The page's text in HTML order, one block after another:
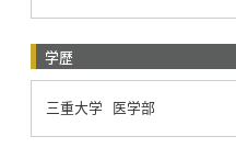
学歴
三重大学 医学部